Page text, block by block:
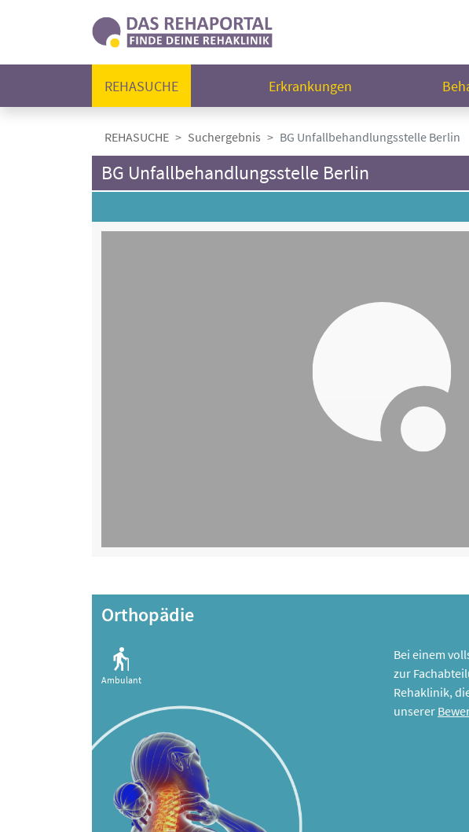
REHASUCHE Erkrankungen
REHASUCHE Suchergebnis BG Unfallbehandlungsstelle Berlin
BG Unfallbehandlungsstelle Berlin
Orthopädie
Ambulant
Bei einem
zur
Rehaklinik,
unserer